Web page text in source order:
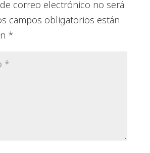
correo electrónico no será
campos obligatorios están
*